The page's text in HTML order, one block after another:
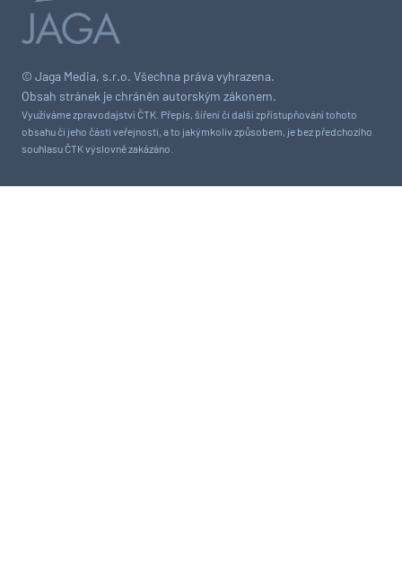
© Jaga Media, s.r.o. Všechna práva vyhrazena.
Obsah stránek je chráněn autorským zákonem.
Využíváme zpravodajství ČTK. Přepis, šíření či další zpřístupňování tohoto
obsahu či jeho části veřejnosti, a to jakýmkoliv způsobem, je bez předchozího
souhlasu ČTK výslovně zakázáno.